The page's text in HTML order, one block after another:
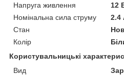
Напруга живлення
12
Номінальна сила струму
2.4
Стан
Колір
Користувальницькі
Вид